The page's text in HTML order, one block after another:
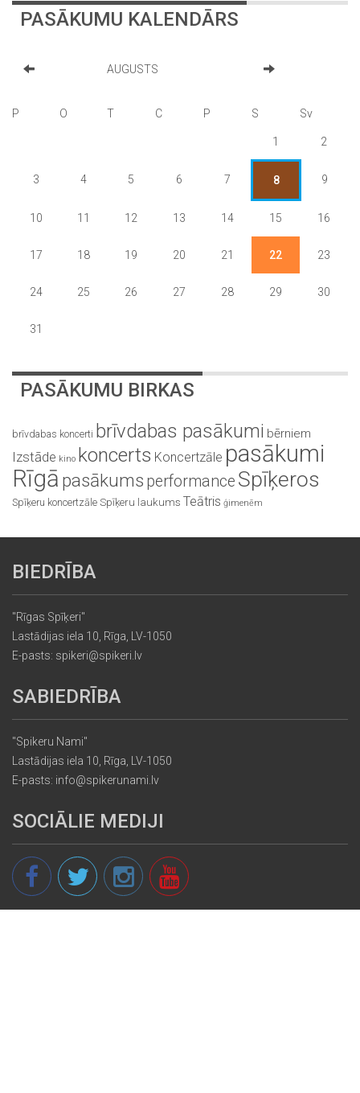
PASĀKUMU KALENDĀRS
AUGUSTS
P O T C P S Sv
1 2
3 4 5 6 7 8 9
10 11 12 13 14 15 16
17 18 19 20 21 22 23
24 25 26 27 28 29 30
31
PASĀKUMU BIRKAS
brīvdabas koncerti brīvdabas pasākumi bērniem
Izstāde kino koncerts Koncertzāle pasākumi
Rīgā pasākums performance Spīķeros
Spīķeru koncertzāle Spīķeru laukums Teātris ģimenēm
BIEDRĪBA
"Rīgas Spīķeri"
Lastādijas iela 10, Rīga, LV-1050
E-pasts: spikeri@spikeri.lv
SABIEDRĪBA
"Spikeru Nami"
Lastādijas iela 10, Rīga, LV-1050
E-pasts: info@spikerunami.lv
SOCIĀLIE MEDIJI